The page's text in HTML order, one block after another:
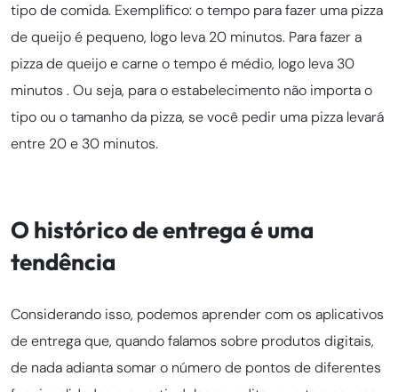
tipo de comida. Exemplifico: o tempo para fazer uma pizza
de queijo é pequeno, logo leva 20 minutos. Para fazer a
pizza de queijo e carne o tempo é médio, logo leva 30
minutos . Ou seja, para o estabelecimento não importa o
tipo ou o tamanho da pizza, se você pedir uma pizza levará
entre 20 e 30 minutos.
O histórico de entrega é uma
tendência
Considerando isso, podemos aprender com os aplicativos
de entrega que, quando falamos sobre produtos digitais,
de nada adianta somar o número de pontos de diferentes